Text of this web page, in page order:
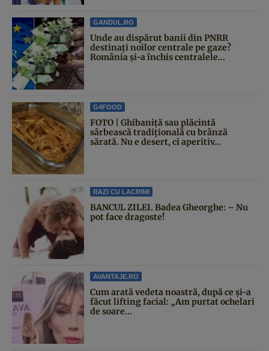
GANDUL.RO
Unde au dispărut banii din PNRR
destinați noilor centrale pe gaze?
România și-a închis centralele...
G4FOOD
FOTO | Ghibaniță sau plăcintă
sârbească tradițională cu brânză
sărată. Nu e desert, ci aperitiv...
RAZI CU LACRIMI
BANCUL ZILEI. Badea Gheorghe: – Nu
pot face dragoste!
AVANTAJE.RO
Cum arată vedeta noastră, după ce și-a
făcut lifting facial: „Am purtat ochelari
de soare...